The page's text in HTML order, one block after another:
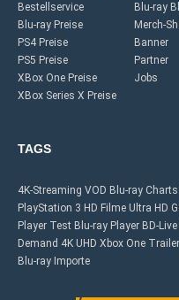
Bestellservice
Blu-ray Preise
PS4 Preise
PS5 Preise
XBox One Preise
XBox Series X Preise
Blu-ray
Merch-
Banner
Partner
Jobs
TAGS
4K-Streaming VOD Blu-ray Charts
PlayStation 3 HD Filme Ultra HD
Player Test Blu-ray Player BD-Live
Demand 4K UHD Xbox One Trailer
Blu-ray Importe